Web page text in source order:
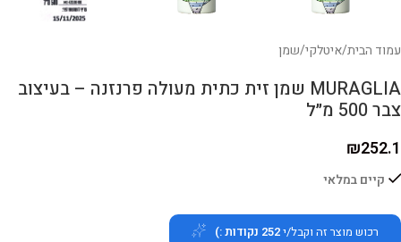
עמוד הבית/איטלקי/שמן
MURAGLIA שמן זית כתית מעולה פרנזנה – בעיצוב
צבר 500 מ״ל
₪252.1
קיים במלאי
רכוש מוצר זה וקבל/י252 נקודות :)